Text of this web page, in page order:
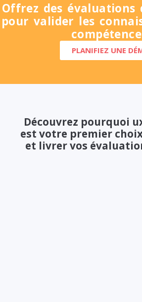
Offrez des évaluations
pour valider les
PLANIFIEZ UNE
Découvrez pourquoi
est votre premier
et livrer vos